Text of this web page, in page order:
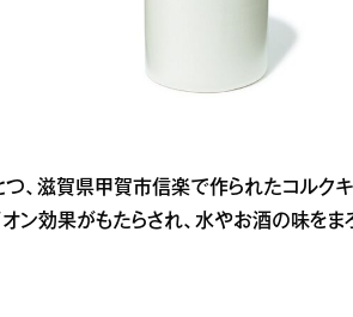
、滋賀県甲賀市信楽で作られたコルク
ン効果がもたらされ、水やお酒の味をま